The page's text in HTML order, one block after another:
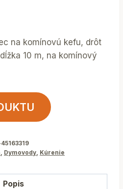
na komínovú kefu, drôt
10 m, na komínový
, Dymovody, Kúrenie
Popis